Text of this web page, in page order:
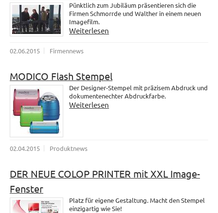
Pünktlich zum Jubiläum präsentieren sich die
Firmen Schmorrde und Walther in einem neuen
Imagefilm.
Weiterlesen
02.06.2015 Firmennews
MODICO Flash Stempel
Der Designer-Stempel mit präzisem Abdruck und
dokumentenechter Abdruckfarbe.
Weiterlesen
02.04.2015 Produktnews
DER NEUE COLOP PRINTER mit XXL Image-
Fenster
Platz für eigene Gestaltung. Macht den Stempel
einzigartig wie Sie!